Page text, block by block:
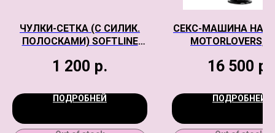
ЧУЛКИ-СЕТКА (C СИЛИК.
ПОЛОСКАМИ) SOFTLINE
1 200 р.
ПОДРОБНЕЙ
СЕКС-МАШИНА
MOTORLOVERS,
16 500 р.
ПОДРОБНЕЙ